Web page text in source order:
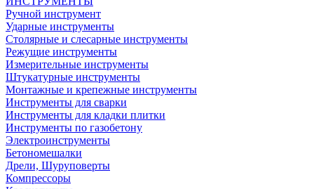
Ручной инструмент
Ударные инструменты
Столярные и слесарные инструменты
Режущие инструменты
Измерительные инструменты
Штукатурные инструменты
Монтажные и крепежные инструменты
Инструменты для сварки
Инструменты для кладки плитки
Инструменты по газобетону
Электроинструменты
Бетономешалки
Дрели, Шуруповерты
Компрессоры